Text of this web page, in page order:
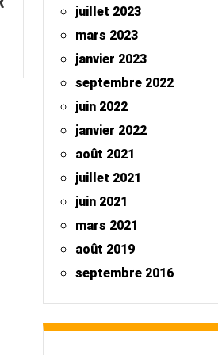
juillet 2023
mars 2023
janvier 2023
septembre 2022
juin 2022
janvier 2022
août 2021
juillet 2021
juin 2021
mars 2021
août 2019
septembre 2016